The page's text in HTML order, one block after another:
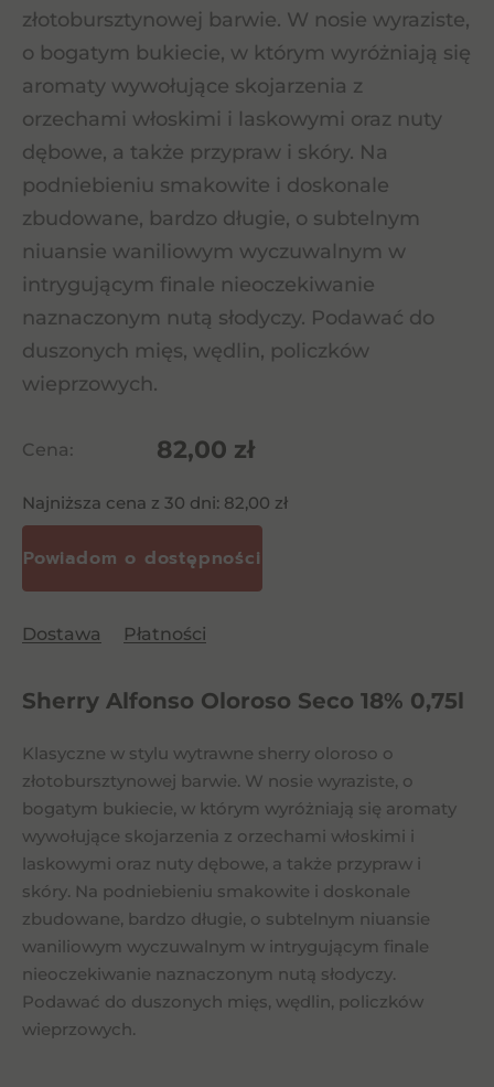
złotobursztynowej barwie. W nosie wyraziste,
o bogatym bukiecie, w którym wyróżniają się
aromaty wywołujące skojarzenia z
orzechami włoskimi i laskowymi oraz nuty
dębowe, a także przypraw i skóry. Na
podniebieniu smakowite i doskonale
zbudowane, bardzo długie, o subtelnym
niuansie waniliowym wyczuwalnym w
intrygującym finale nieoczekiwanie
naznaczonym nutą słodyczy. Podawać do
duszonych mięs, wędlin, policzków
wieprzowych.
Cena: 82,00 zł
Najniższa cena z 30 dni: 82,00 zł
Dostawa Płatności
Sherry Alfonso Oloroso Seco 18% 0,75l
Klasyczne w stylu wytrawne sherry oloroso o
złotobursztynowej barwie. W nosie wyraziste, o
bogatym bukiecie, w którym wyróżniają się aromaty
wywołujące skojarzenia z orzechami włoskimi i
laskowymi oraz nuty dębowe, a także przypraw i
skóry. Na podniebieniu smakowite i doskonale
zbudowane, bardzo długie, o subtelnym niuansie
waniliowym wyczuwalnym w intrygującym finale
nieoczekiwanie naznaczonym nutą słodyczy.
Podawać do duszonych mięs, wędlin, policzków
wieprzowych.